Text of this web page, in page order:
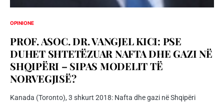
OPINIONE
PROF. ASOC. DR. VANGJEL KICI: PSE
DUHET SHTETËZUAR NAFTA DHE GAZI NË
SHQIPËRI – SIPAS MODELIT TË
NORVEGJISË?
Kanada (Toronto), 3 shkurt 2018: Nafta dhe gazi në Shqipëri